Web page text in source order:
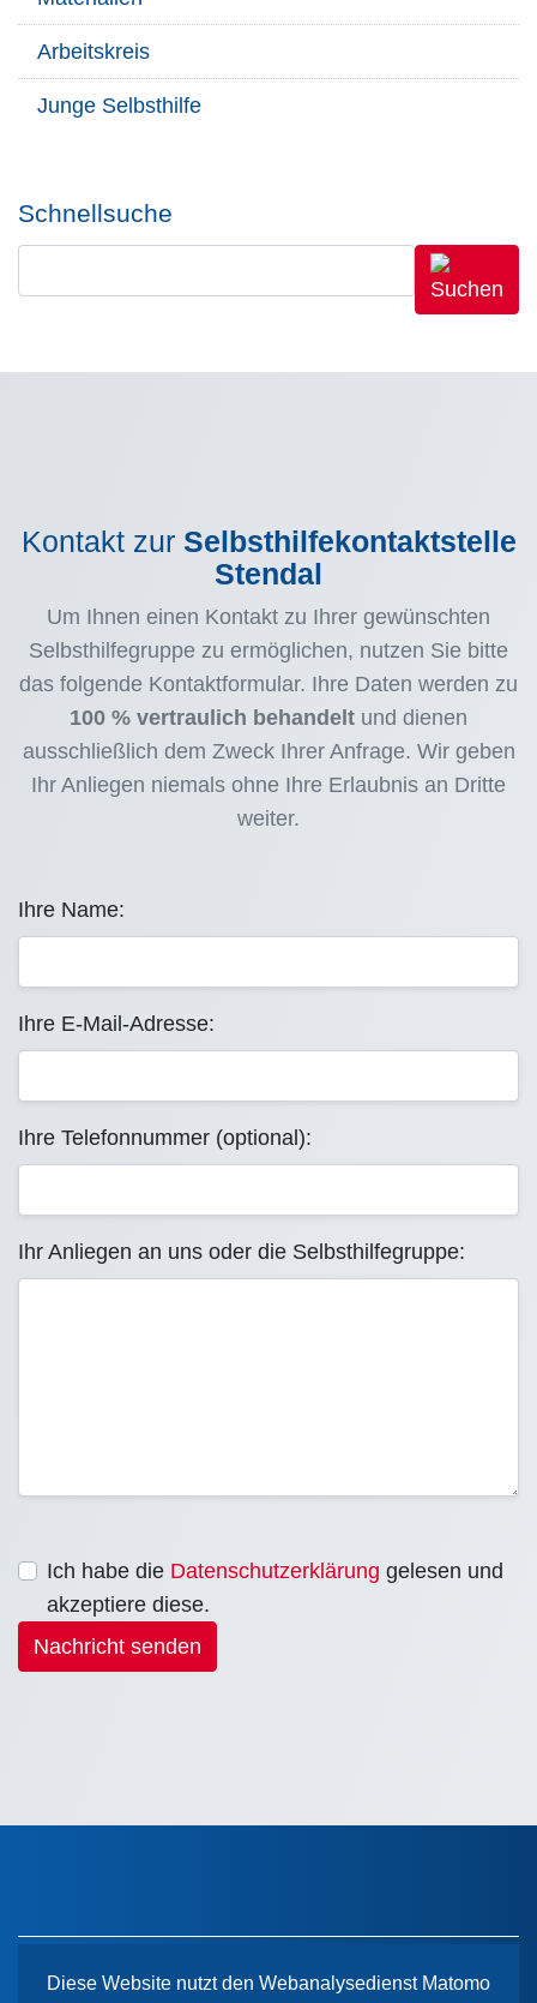
Arbeitskreis
Junge Selbsthilfe
Schnellsuche
Kontakt zur Selbsthilfekontaktstelle
Stendal
Um Ihnen einen Kontakt zu Ihrer gewünschten
Selbsthilfegruppe zu ermöglichen, nutzen Sie bitte
das folgende Kontaktformular. Ihre Daten werden zu
100 % vertraulich behandelt und dienen
ausschließlich dem Zweck Ihrer Anfrage. Wir geben
Ihr Anliegen niemals ohne Ihre Erlaubnis an Dritte
weiter.
Ihre Name:
Ihre E-Mail-Adresse:
Ihre Telefonnummer (optional):
Ihr Anliegen an uns oder die Selbsthilfegruppe:
Ich habe die Datenschutzerklärung gelesen und
akzeptiere diese.
Nachricht senden
Diese Website nutzt den Webanalysedienst Matomo